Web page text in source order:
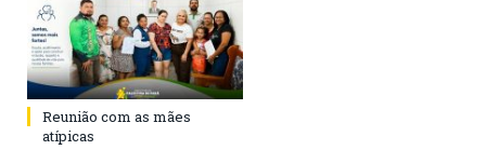
Reunião com as mães
atípicas